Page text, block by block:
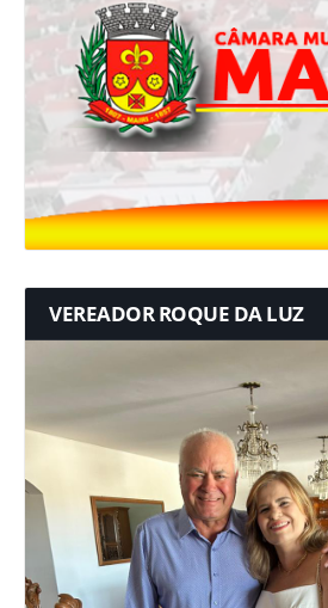
VEREADOR ROQUE DA LUZ